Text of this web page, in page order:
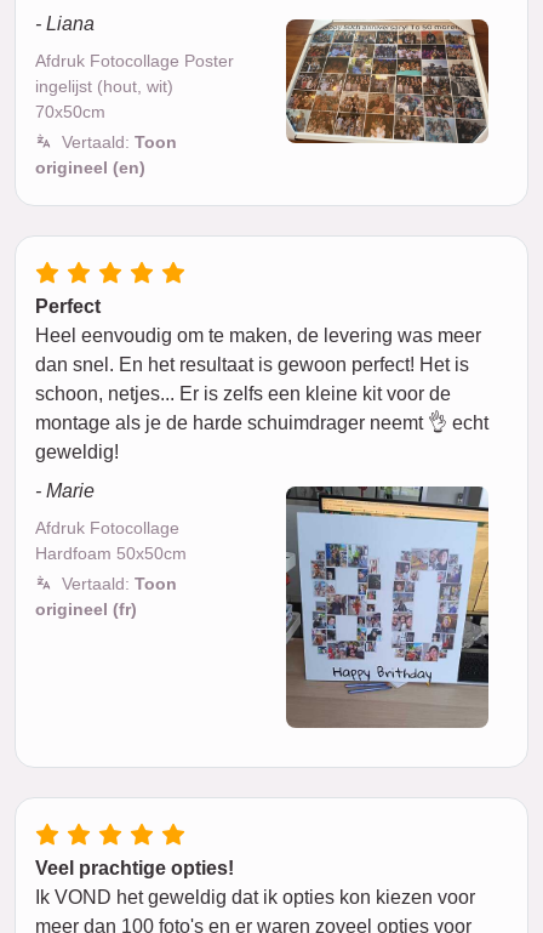
- Liana
Afdruk Fotocollage Poster
ingelijst (hout, wit)
70x50cm
Vertaald: Toon
origineel (en)
Perfect
Heel eenvoudig om te maken, de levering was meer
dan snel. En het resultaat is gewoon perfect! Het is
schoon, netjes... Er is zelfs een kleine kit voor de
montage als je de harde schuimdrager neemt 👌 echt
geweldig!
- Marie
Afdruk Fotocollage
Hardfoam 50x50cm
Vertaald: Toon
origineel (fr)
Veel prachtige opties!
Ik VOND het geweldig dat ik opties kon kiezen voor
meer dan 100 foto's en er waren zoveel opties voor